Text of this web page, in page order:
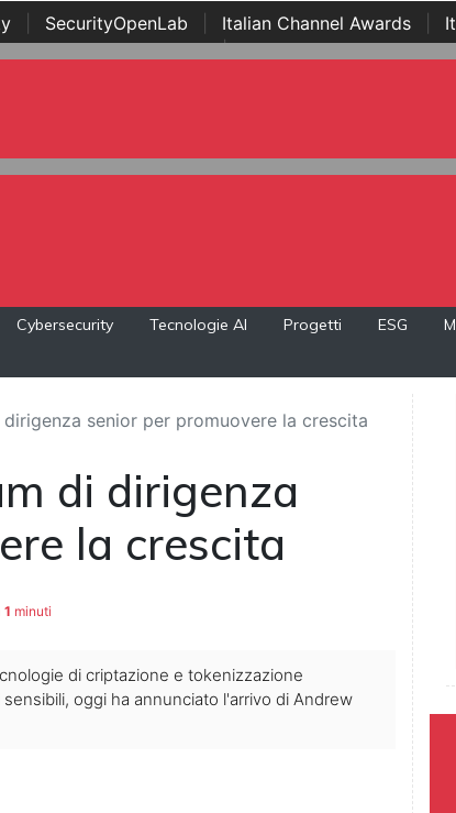
SecurityOpenLab Italian Channel Awards
Awards | ...
Cybersecurity Tecnologie AI Progetti ESG
senior per promuovere la crescita
di dirigenza
la crescita
1 minuti
di criptazione e tokenizzazione
oggi ha annunciato l'arrivo di Andrew